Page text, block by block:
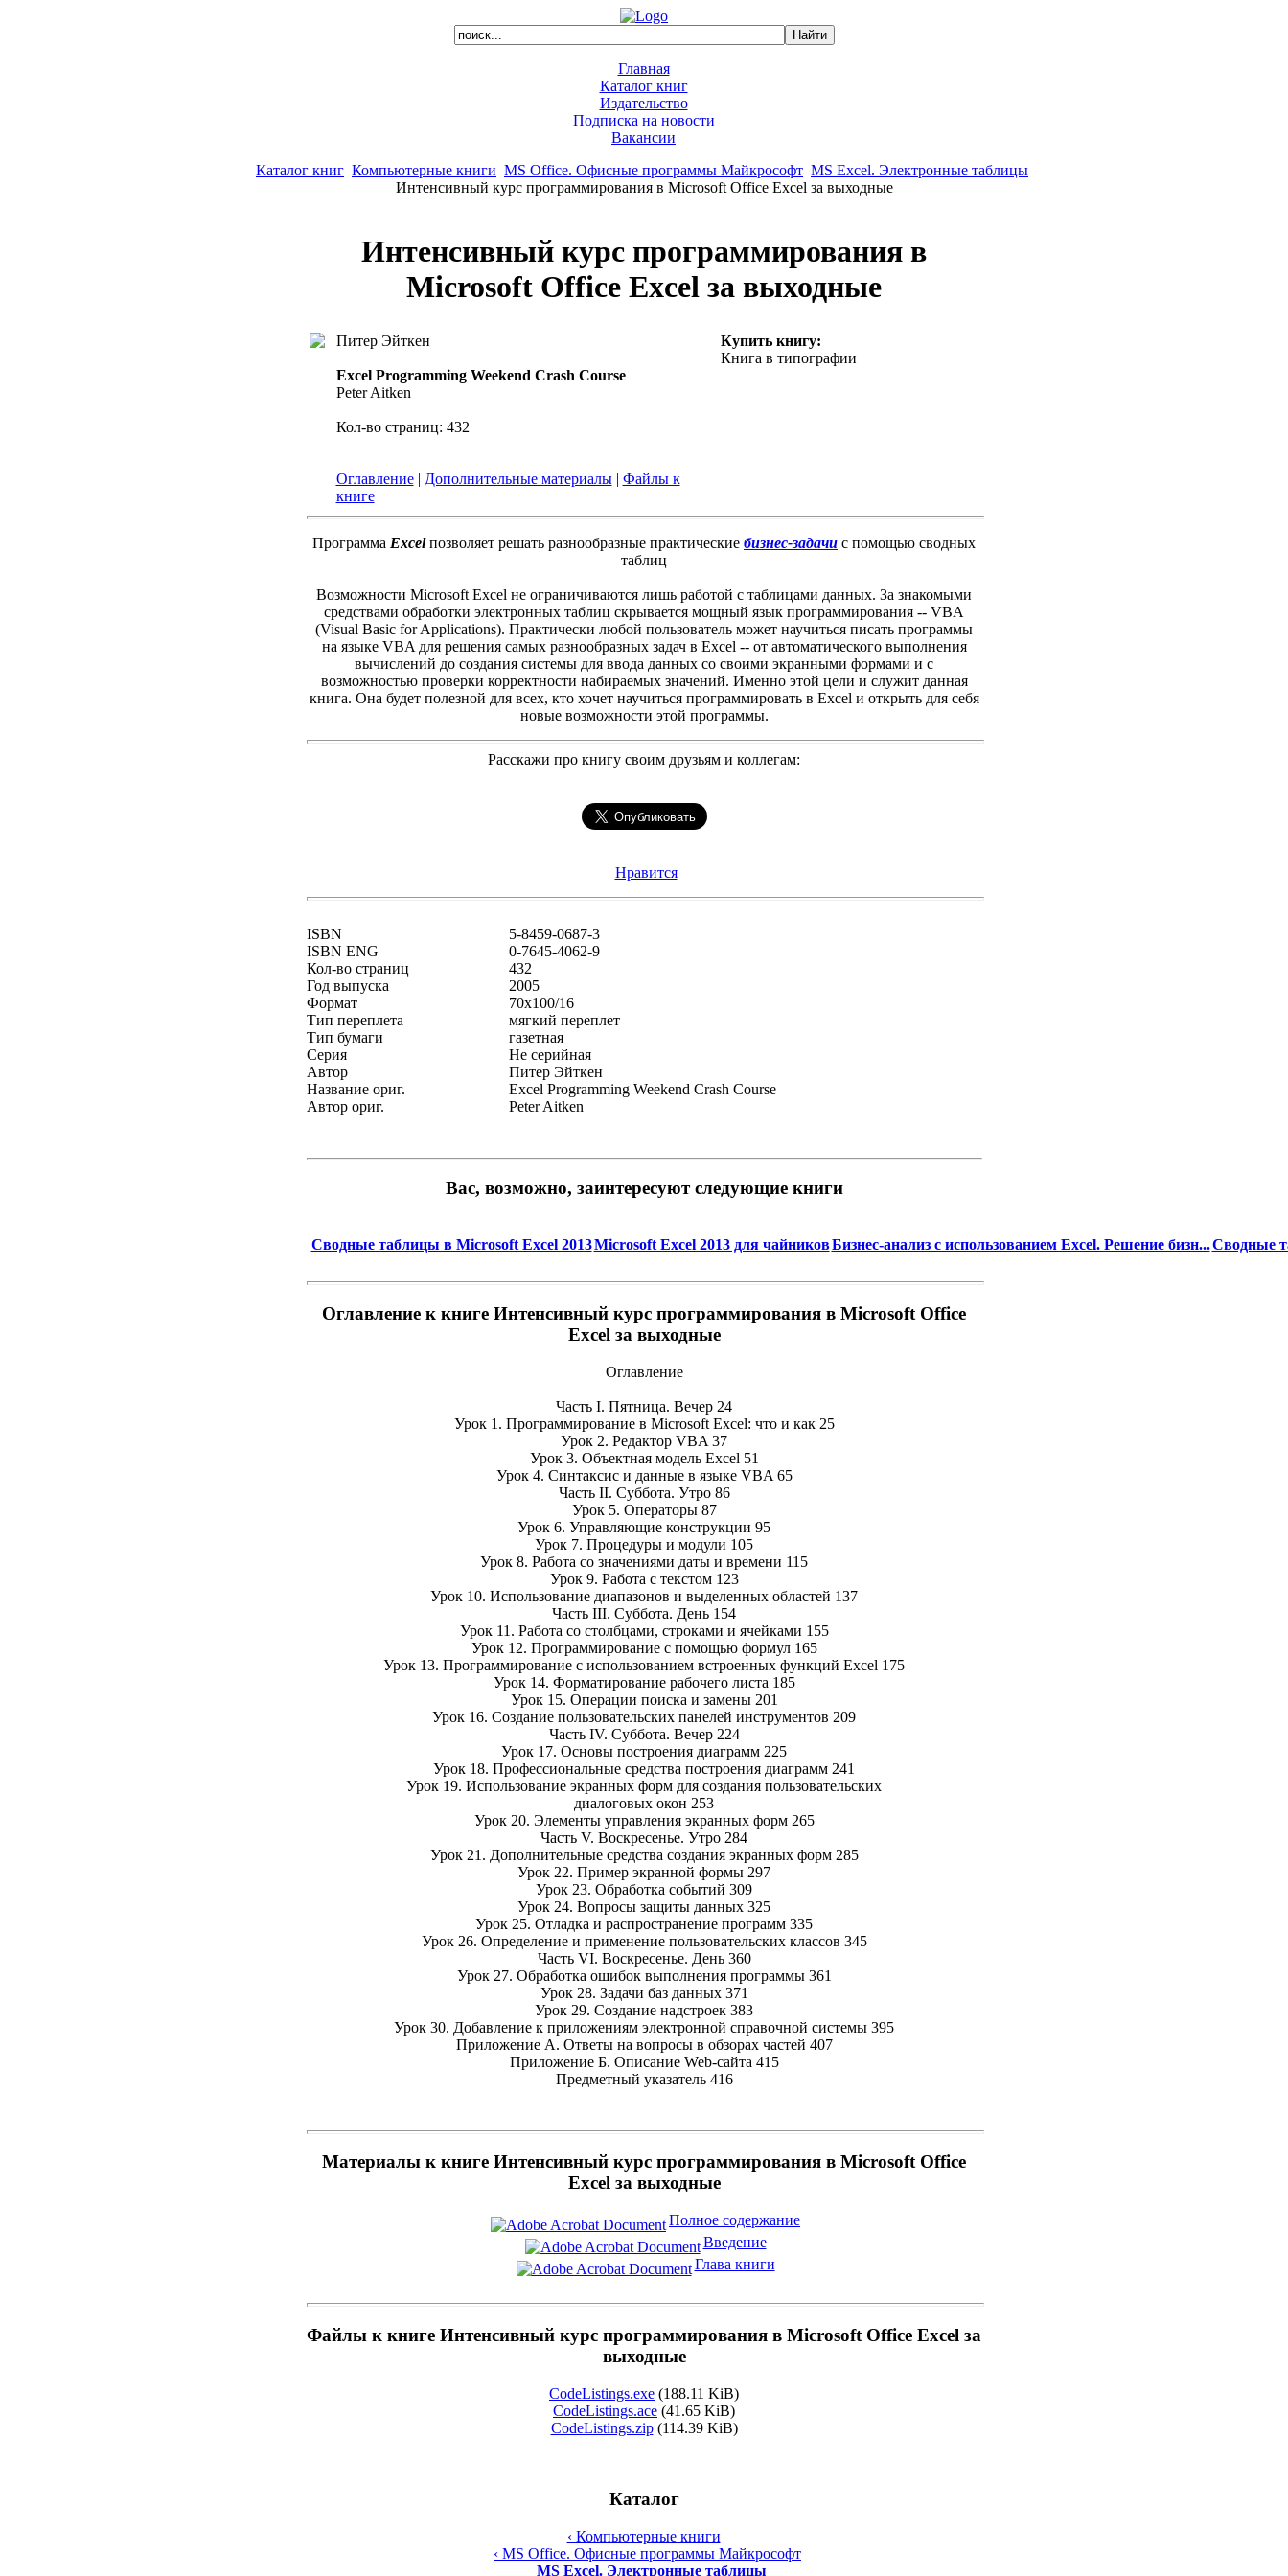
Главная
Каталог книг
Издательство
Подписка на новости
Вакансии
Каталог книг Компьютерные книги MS Office. Офисные программы Майкрософт MS Excel. Электронные таблицы
Интенсивный курс программирования в Microsoft Office Excel за выходные
Интенсивный курс программирования в
Microsoft Office Excel за выходные
Питер Эйткен
Excel Programming Weekend Crash Course
Peter Aitken
Кол-во страниц: 432
Оглавление| Дополнительные материалы| Файлы к
книге
Купить книгу:
Книга в типографии
Программа Excelпозволяет решать разнообразные практические бизнес-задачи с помощью сводных
таблиц
Возможности Microsoft Excel не ограничиваются лишь работой с таблицами данных. За знакомыми
средствами обработки электронных таблиц скрывается мощный язык программирования -- VBA
(Visual Basic for Applications). Практически любой пользователь может научиться писать программы
на языке VBA для решения самых разнообразных задач в Excel -- от автоматического выполнения
вычислений до создания системы для ввода данных со своими экранными формами и с
возможностью проверки корректности набираемых значений. Именно этой цели и служит данная
книга. Она будет полезной для всех, кто хочет научиться программировать в Excel и открыть для себя
новые возможности этой программы.
Расскажи про книгу своим друзьям и коллегам:
Нравится
ISBN
5-8459-0687-3
ISBN ENG
0-7645-4062-9
Кол-во страниц
432
Год выпуска
2005
Формат
70x100/16
Тип переплета
мягкий переплет
Тип бумаги
газетная
Серия
Не серийная
Автор
Питер Эйткен
Название ориг.
Excel Programming Weekend Crash Course
Автор ориг.
Peter Aitken
Вас, возможно, заинтересуют следующие книги
Сводные таблицы в Microsoft Excel 2013Microsoft Excel 2013 для чайниковБизнес-анализ с использованием Excel. Решение бизн...Сводные
Оглавление к книге Интенсивный курс программирования в Microsoft Office
Excel за выходные
Оглавление
Часть I. Пятница. Вечер 24
Урок 1. Программирование в Microsoft Excel: что и как 25
Урок 2. Редактор VBA 37
Урок 3. Объектная модель Excel 51
Урок 4. Синтаксис и данные в языке VBA 65
Часть II. Суббота. Утро 86
Урок 5. Операторы 87
Урок 6. Управляющие конструкции 95
Урок 7. Процедуры и модули 105
Урок 8. Работа со значениями даты и времени 115
Урок 9. Работа с текстом 123
Урок 10. Использование диапазонов и выделенных областей 137
Часть III. Суббота. День 154
Урок 11. Работа со столбцами, строками и ячейками 155
Урок 12. Программирование с помощью формул 165
Урок 13. Программирование с использованием встроенных функций Excel 175
Урок 14. Форматирование рабочего листа 185
Урок 15. Операции поиска и замены 201
Урок 16. Создание пользовательских панелей инструментов 209
Часть IV. Суббота. Вечер 224
Урок 17. Основы построения диаграмм 225
Урок 18. Профессиональные средства построения диаграмм 241
Урок 19. Использование экранных форм для создания пользовательских
диалоговых окон 253
Урок 20. Элементы управления экранных форм 265
Часть V. Воскресенье. Утро 284
Урок 21. Дополнительные средства создания экранных форм 285
Урок 22. Пример экранной формы 297
Урок 23. Обработка событий 309
Урок 24. Вопросы защиты данных 325
Урок 25. Отладка и распространение программ 335
Урок 26. Определение и применение пользовательских классов 345
Часть VI. Воскресенье. День 360
Урок 27. Обработка ошибок выполнения программы 361
Урок 28. Задачи баз данных 371
Урок 29. Создание надстроек 383
Урок 30. Добавление к приложениям электронной справочной системы 395
Приложение А. Ответы на вопросы в обзорах частей 407
Приложение Б. Описание Web-сайта 415
Предметный указатель 416
Материалы к книге Интенсивный курс программирования в Microsoft Office
Excel за выходные
Полное содержание
Введение
Глава книги
Файлы к книге Интенсивный курс программирования в Microsoft Office Excel за
выходные
CodeListings.exe (188.11 KiB)
CodeListings.ace (41.65 KiB)
CodeListings.zip(114.39 KiB)
Каталог
‹ Компьютерные книги
‹ MS Office. Офисные программы Майкрософт
MS Excel. Электронные таблицы